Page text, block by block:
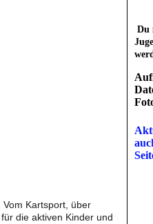
Kartsport, über
die aktiven Kinder und
Du